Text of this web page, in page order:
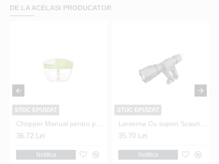
DE LA ACELASI PRODUCATOR
STOC EPUIZAT
36.72 Lei
Notifica
STOC EPUIZAT
35.70 Lei
Notifica